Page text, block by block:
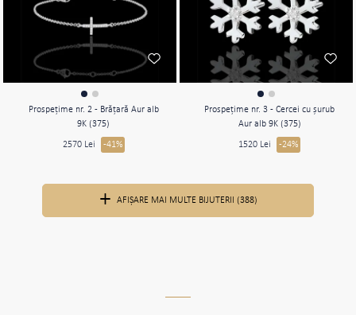
Prospeţime nr. 2 - Brăţară Aur alb
9K (375)
2570 Lei -41%
Prospeţime nr. 3 - Cercei cu şurub
Aur alb 9K (375)
1520 Lei -24%
AFIŞARE MAI MULTE BIJUTERII (388)